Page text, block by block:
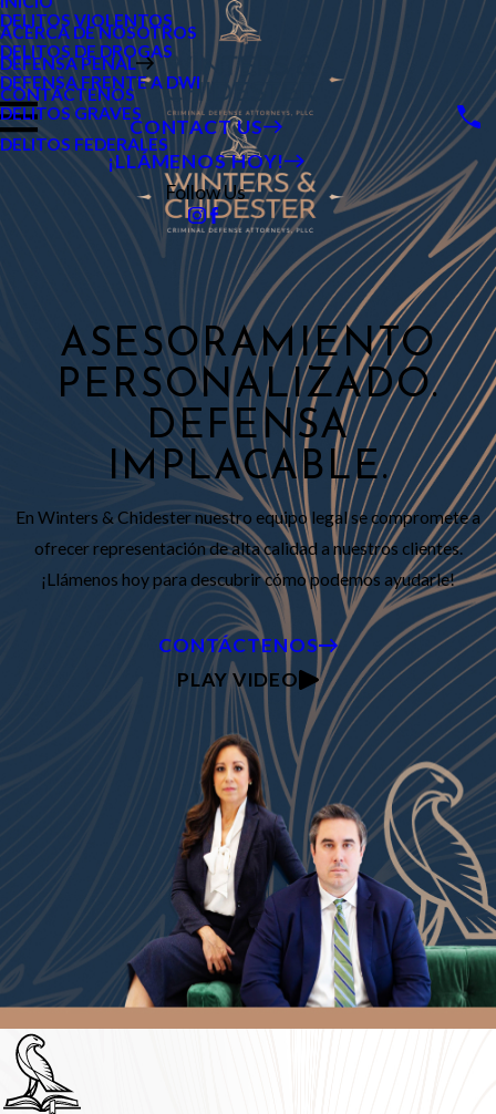
ACERCA DE NOSOTROS
DEFENSA PENAL
DELITOS VIOLENTOS
DELITOS DE DROGAS
DEFENSA FRENTE A DWI
DELITOS GRAVES
DELITOS FEDERALES
CONTÁCTENOS
CONTACT US
¡LLÁMENOS HOY!
Follow Us
ASESORAMIENTO
PERSONALIZADO.
DEFENSA
IMPLACABLE.
En Winters & Chidester nuestro equipo legal se compromete a
ofrecer representación de alta calidad a nuestros clientes.
¡Llámenos hoy para descubrir cómo podemos ayudarle!
CONTÁCTENOS
PLAY VIDEO